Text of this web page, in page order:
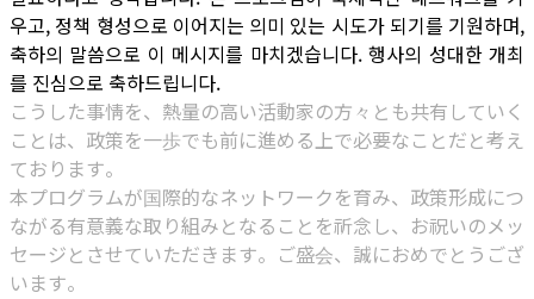
우고, 정책 형성으로 이어지는 의미 있는 시도가 되기를 기원하며,
축하의 말씀으로 이 메시지를 마치겠습니다. 행사의 성대한 개최
를 진심으로 축하드립니다.
こうした事情を、熱量の高い活動家の方々とも共有していく
ことは、政策を一歩でも前に進める上で必要なことだと考え
ております。
本プログラムが国際的なネットワークを育み、政策形成につ
ながる有意義な取り組みとなることを祈念し、お祝いのメッ
セージとさせていただきます。ご盛会、誠におめでとうござ
います。